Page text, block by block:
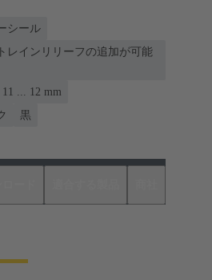
シール
レインリリーフの追加が可能
... 12 mm
黒